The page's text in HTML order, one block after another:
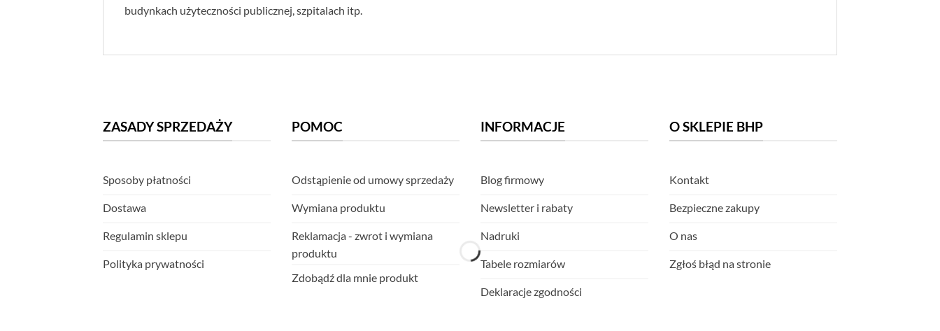
budynkach użyteczności publicznej, szpitalach itp.
ZASADY SPRZEDAŻY
Sposoby płatności
Dostawa
Regulamin sklepu
Polityka prywatności
POMOC
Odstąpienie od umowy sprzedaży
Wymiana produktu
Reklamacja - zwrot i wymiana
produktu
Zdobądź dla mnie produkt
INFORMACJE
Blog firmowy
Newsletter i rabaty
Nadruki
Tabele rozmiarów
Deklaracje zgodności
O SKLEPIE BHP
Kontakt
Bezpieczne zakupy
O nas
Zgłoś błąd na stronie